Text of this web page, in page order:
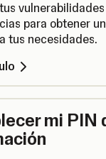
para obtener
tus necesidades.
mi PIN